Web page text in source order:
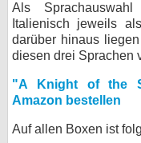
Als
Italienisch jeweils
darüber hinaus
diesen drei Sprachen
"A Knight of the
Amazon bestellen
Auf allen Boxen ist